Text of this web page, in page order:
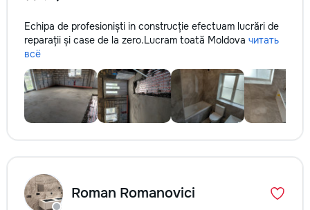
Echipa de profesioniști in construcție efectuam lucrări de
reparații și case de la zero.Lucram toată Moldova читать
всё
Roman Romanovici